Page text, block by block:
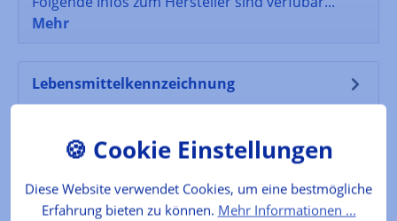
Mehr
Lebensmittelkennzeichnung
enthält SULFITELagertemperatur: bis max.
25°C.Aufbewahrung: Vor Licht und Wärme sc…
Diese Website verwendet Cookies, um eine bestmögliche
Erfahrung bieten zu können. Mehr Informationen ...